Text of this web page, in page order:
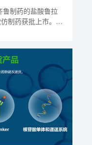
制药的盐酸鲁拉
制药获批上市。后
、多靶标的作用特
、5-HT7受体具
受体的部分激动
药物，通过肌肉注
药物的缓慢释放。